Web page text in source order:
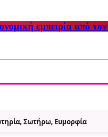
εμπειρία από
Σωτήρω, Ευμορφία